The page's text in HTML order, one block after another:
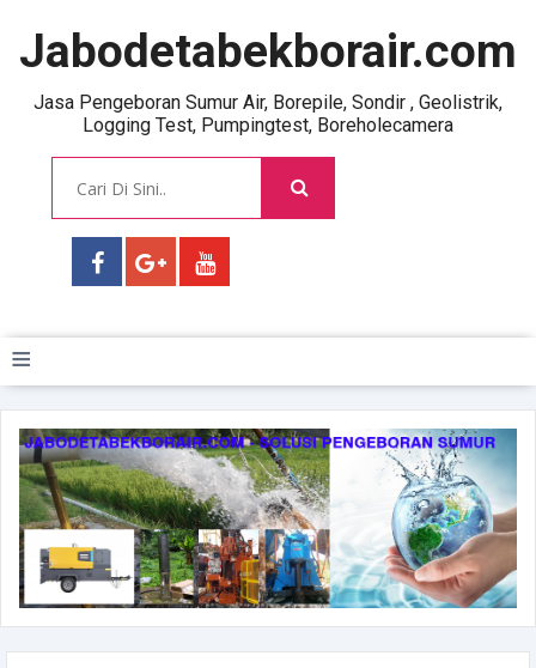
Jabodetabekborair.com
Jasa Pengeboran Sumur Air, Borepile, Sondir , Geolistrik,
Logging Test, Pumpingtest, Boreholecamera
≡